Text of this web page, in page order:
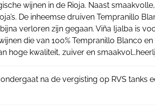
wijnen in de Rioja. Naast
De inheemse druiven Tempranillo
verloren zijn gegaan. Viña Ijalba is
die van 100% Tempranillo Blanco
hoge kwaliteit, zuiver en
na de vergisting op RVS tanks